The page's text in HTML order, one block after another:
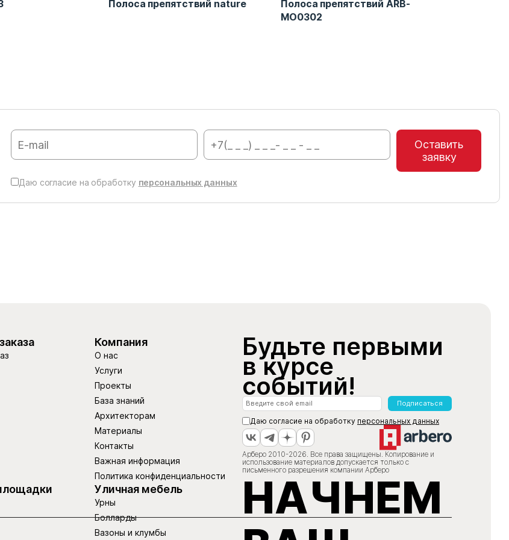
Полоса препятствий nature
Полоса препятствий ARB-
MO0302
Оставить
заявку
Даю согласие на обработку персональных данных
Компания
О нас
Услуги
Проекты
База знаний
Архитекторам
Материалы
Контакты
Важная информация
Политика конфиденциальности
Уличная мебель
Урны
Болларды
Вазоны и клумбы
Будьте первыми
в курсе
событий!
Подписаться
Даю согласие на обработку персональных данных
Арберо 2010-2026. Все права защищены. Копирование и
использование материалов допускается только с
письменного разрешения компании Арберо
НАЧНЕМ